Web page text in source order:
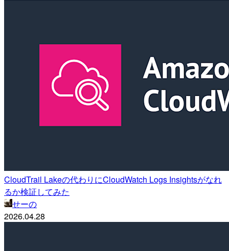
CloudTrail Lakeの代わりにCloudWatch Logs Insightsがなれ
るか検証してみた
せーの
2026.04.28